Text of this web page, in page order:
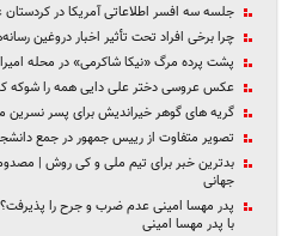
جلسه سه افسر اطلاعاتی آمریکا در
چرا برخی افراد تحت تأثیر اخبار دروغین
پشت پرده مرگ «نیکا شاکرمی» در محله
عکس عروسی دختر علی دایی همه را شوکه
گریه های گوهر خیراندیش برای پسر نسرین
تصویر متفاوت از رییس جمهور در جمع
بدترین خبر برای تیم ملی و کی روش |
جهانی
پدر مهسا امینی عدم ضرب و جرح را
با پدر مهسا امینی